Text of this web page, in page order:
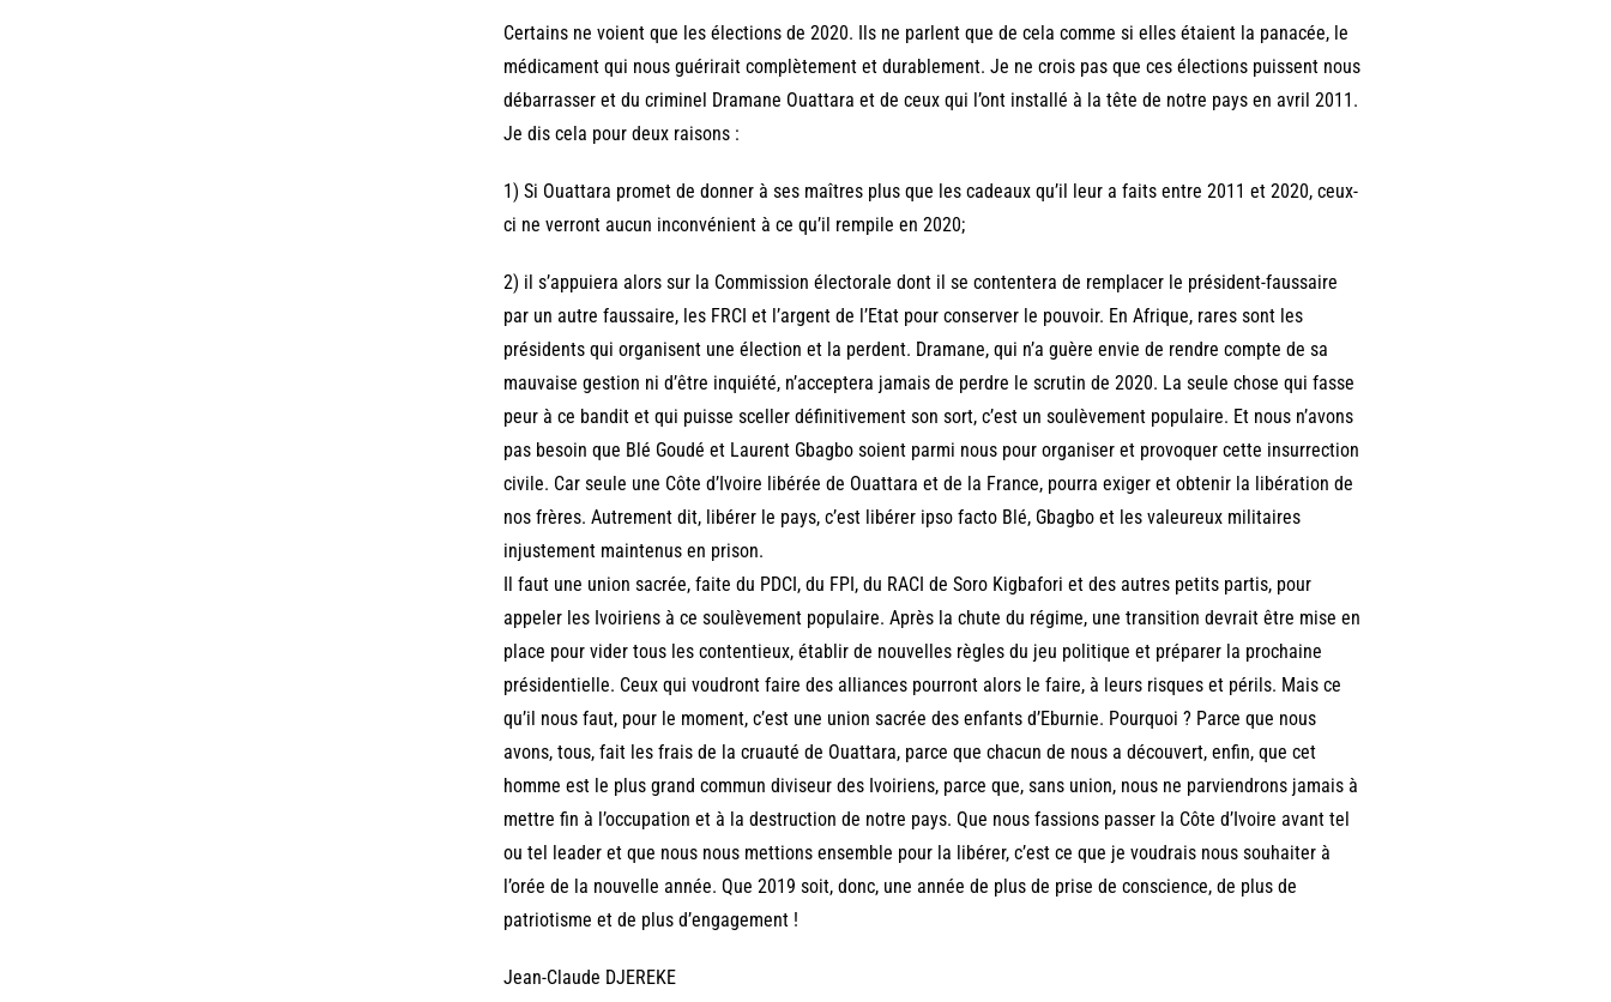
Certains ne voient que les élections de 2020. Ils ne parlent que de cela comme si elles étaient la panacée, le
médicament qui nous guérirait complètement et durablement. Je ne crois pas que ces élections puissent nous
débarrasser et du criminel Dramane Ouattara et de ceux qui l’ont installé à la tête de notre pays en avril 2011.
Je dis cela pour deux raisons :
1) Si Ouattara promet de donner à ses maîtres plus que les cadeaux qu’il leur a faits entre 2011 et 2020, ceux-
ci ne verront aucun inconvénient à ce qu’il rempile en 2020;
2) il s’appuiera alors sur la Commission électorale dont il se contentera de remplacer le président-faussaire
par un autre faussaire, les FRCI et l’argent de l’Etat pour conserver le pouvoir. En Afrique, rares sont les
présidents qui organisent une élection et la perdent. Dramane, qui n’a guère envie de rendre compte de sa
mauvaise gestion ni d’être inquiété, n’acceptera jamais de perdre le scrutin de 2020. La seule chose qui fasse
peur à ce bandit et qui puisse sceller définitivement son sort, c’est un soulèvement populaire. Et nous n’avons
pas besoin que Blé Goudé et Laurent Gbagbo soient parmi nous pour organiser et provoquer cette insurrection
civile. Car seule une Côte d’Ivoire libérée de Ouattara et de la France, pourra exiger et obtenir la libération de
nos frères. Autrement dit, libérer le pays, c’est libérer ipso facto Blé, Gbagbo et les valeureux militaires
injustement maintenus en prison.
Il faut une union sacrée, faite du PDCI, du FPI, du RACI de Soro Kigbafori et des autres petits partis, pour
appeler les Ivoiriens à ce soulèvement populaire. Après la chute du régime, une transition devrait être mise en
place pour vider tous les contentieux, établir de nouvelles règles du jeu politique et préparer la prochaine
présidentielle. Ceux qui voudront faire des alliances pourront alors le faire, à leurs risques et périls. Mais ce
qu’il nous faut, pour le moment, c’est une union sacrée des enfants d’Eburnie. Pourquoi ? Parce que nous
avons, tous, fait les frais de la cruauté de Ouattara, parce que chacun de nous a découvert, enfin, que cet
homme est le plus grand commun diviseur des Ivoiriens, parce que, sans union, nous ne parviendrons jamais à
mettre fin à l’occupation et à la destruction de notre pays. Que nous fassions passer la Côte d’Ivoire avant tel
ou tel leader et que nous nous mettions ensemble pour la libérer, c’est ce que je voudrais nous souhaiter à
l’orée de la nouvelle année. Que 2019 soit, donc, une année de plus de prise de conscience, de plus de
patriotisme et de plus d’engagement !
Jean-Claude DJEREKE